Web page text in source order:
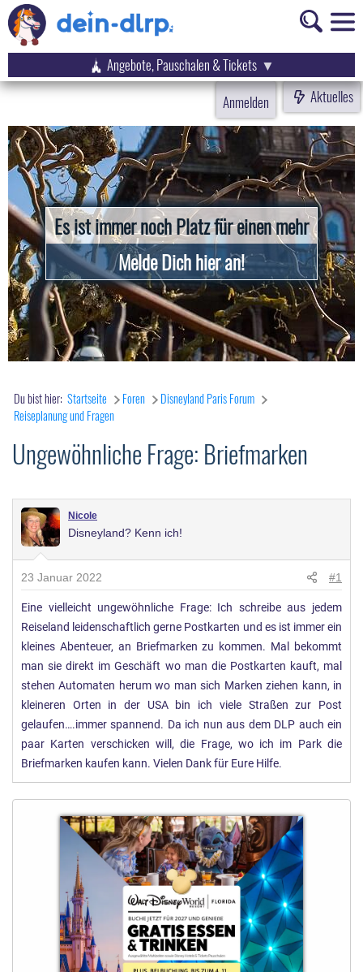
Angebote, Pauschalen & Tickets
Anmelden
Aktuelles
Es ist immer noch Platz für einen mehr
Melde Dich hier an!
Du bist hier: Startseite Foren
Disneyland Paris Forum
Reiseplanung und Fragen
Ungewöhnliche Frage: Briefmarken
Nicole
Disneyland? Kenn ich!
23 Januar 2022 #1
Eine vielleicht ungewöhnliche Frage: Ich schreibe aus jedem
Reiseland leidenschaftlich gerne Postkarten und es ist immer ein
kleines Abenteuer, an Briefmarken zu kommen. Mal bekommt
man sie direkt im Geschäft wo man die Postkarten kauft, mal
stehen Automaten herum wo man sich Marken ziehen kann, in
kleineren Orten in der USA bin ich viele Straßen zur Post
gelaufen….immer spannend. Da ich nun aus dem DLP auch ein
paar Karten verschicken will, die Frage, wo ich im Park die
Briefmarken kaufen kann. Vielen Dank für Eure Hilfe.